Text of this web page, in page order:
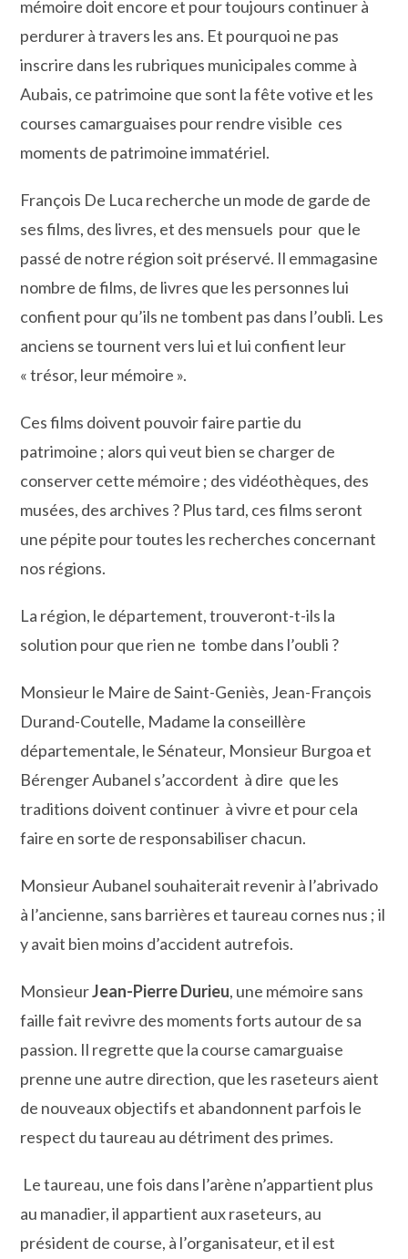
mémoire doit encore et pour toujours continuer à
perdurer à travers les ans. Et pourquoi ne pas
inscrire dans les rubriques municipales comme à
Aubais, ce patrimoine que sont la fête votive et les
courses camarguaises pour rendre visible ces
moments de patrimoine immatériel.
François De Luca recherche un mode de garde de
ses films, des livres, et des mensuels pour que le
passé de notre région soit préservé. Il emmagasine
nombre de films, de livres que les personnes lui
confient pour qu’ils ne tombent pas dans l’oubli. Les
anciens se tournent vers lui et lui confient leur
« trésor, leur mémoire ».
Ces films doivent pouvoir faire partie du
patrimoine ; alors qui veut bien se charger de
conserver cette mémoire ; des vidéothèques, des
musées, des archives ? Plus tard, ces films seront
une pépite pour toutes les recherches concernant
nos régions.
La région, le département, trouveront-t-ils la
solution pour que rien ne tombe dans l’oubli ?
Monsieur le Maire de Saint-Geniès, Jean-François
Durand-Coutelle, Madame la conseillère
départementale, le Sénateur, Monsieur Burgoa et
Bérenger Aubanel s’accordent à dire que les
traditions doivent continuer à vivre et pour cela
faire en sorte de responsabiliser chacun.
Monsieur Aubanel souhaiterait revenir à l’abrivado
à l’ancienne, sans barrières et taureau cornes nus ; il
y avait bien moins d’accident autrefois.
MonsieurJean-Pierre Durieu, une mémoire sans
faille fait revivre des moments forts autour de sa
passion. Il regrette que la course camarguaise
prenne une autre direction, que les raseteurs aient
de nouveaux objectifs et abandonnent parfois le
respect du taureau au détriment des primes.
Le taureau, une fois dans l’arène n’appartient plus
au manadier, il appartient aux raseteurs, au
président de course, à l’organisateur, et il est